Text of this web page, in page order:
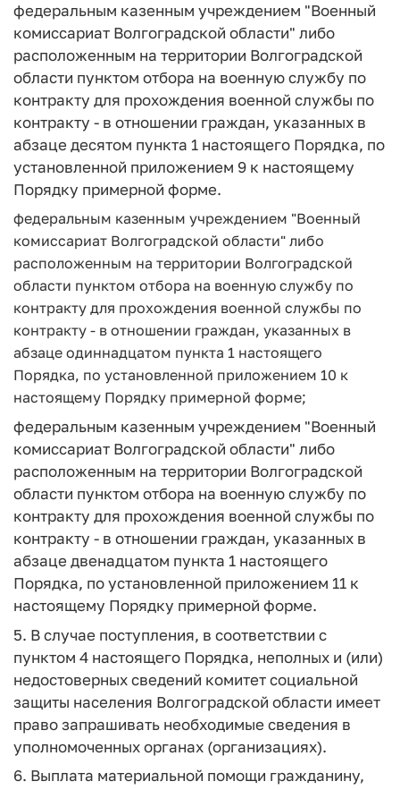
федеральным казенным учреждением "Военный
комиссариат Волгоградской области" либо
расположенным на территории Волгоградской
области пунктом отбора на военную службу по
контракту для прохождения военной службы по
контракту - в отношении граждан, указанных в
абзаце десятом пункта 1 настоящего Порядка, по
установленной приложением 9 к настоящему
Порядку примерной форме.
федеральным казенным учреждением "Военный
комиссариат Волгоградской области" либо
расположенным на территории Волгоградской
области пунктом отбора на военную службу по
контракту для прохождения военной службы по
контракту - в отношении граждан, указанных в
абзаце одиннадцатом пункта 1 настоящего
Порядка, по установленной приложением 10 к
настоящему Порядку примерной форме;
федеральным казенным учреждением "Военный
комиссариат Волгоградской области" либо
расположенным на территории Волгоградской
области пунктом отбора на военную службу по
контракту для прохождения военной службы по
контракту - в отношении граждан, указанных в
абзаце двенадцатом пункта 1 настоящего
Порядка, по установленной приложением 11 к
настоящему Порядку примерной форме.
5. В случае поступления, в соответствии с
пунктом 4 настоящего Порядка, неполных и (или)
недостоверных сведений комитет социальной
защиты населения Волгоградской области имеет
право запрашивать необходимые сведения в
уполномоченных органах (организациях).
6. Выплата материальной помощи гражданину,